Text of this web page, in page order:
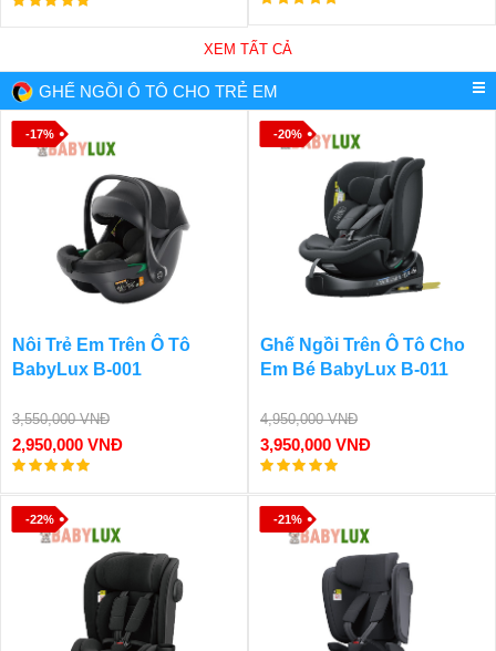
XEM TẤT CẢ
GHẾ NGỒI Ô TÔ CHO TRẺ EM
-17%
Nôi Trẻ Em Trên Ô Tô
BabyLux B-001
3,550,000 VNĐ
2,950,000 VNĐ
-20%
Ghế Ngồi Trên Ô Tô Cho
Em Bé BabyLux B-011
4,950,000 VNĐ
3,950,000 VNĐ
-22% -21%